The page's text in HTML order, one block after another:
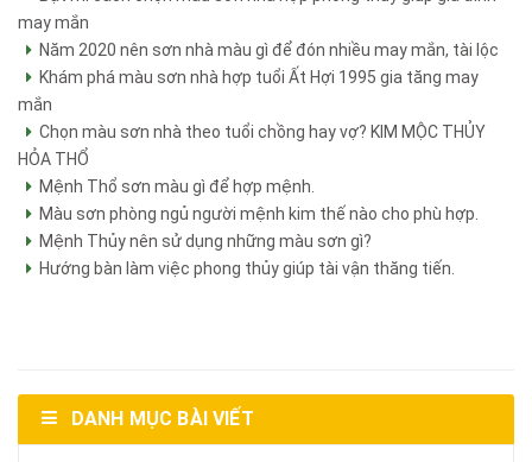
may mắn
Năm 2020 nên sơn nhà màu gì để đón nhiều may mắn, tài lộc
Khám phá màu sơn nhà hợp tuổi Ất Hợi 1995 gia tăng may
mắn
Chọn màu sơn nhà theo tuổi chồng hay vợ? KIM MỘC THỦY
HỎA THỔ
Mệnh Thổ sơn màu gì để hợp mệnh.
Màu sơn phòng ngủ người mệnh kim thế nào cho phù hợp.
Mệnh Thủy nên sử dụng những màu sơn gì?
Hướng bàn làm việc phong thủy giúp tài vận thăng tiến.
DANH MỤC BÀI VIẾT